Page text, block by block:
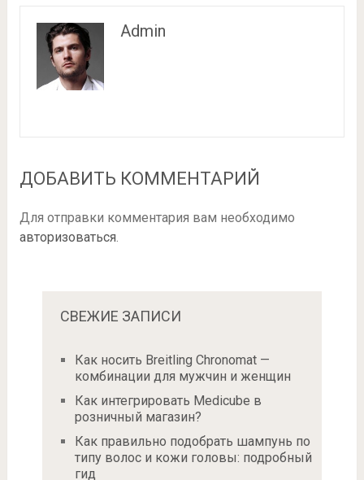
Admin
ДОБАВИТЬ КОММЕНТАРИЙ
Для отправки комментария вам необходимо
авторизоваться.
СВЕЖИЕ ЗАПИСИ
Как носить Breitling Chronomat —
комбинации для мужчин и женщин
Как интегрировать Medicube в
розничный магазин?
Как правильно подобрать шампунь по
типу волос и кожи головы: подробный
гид